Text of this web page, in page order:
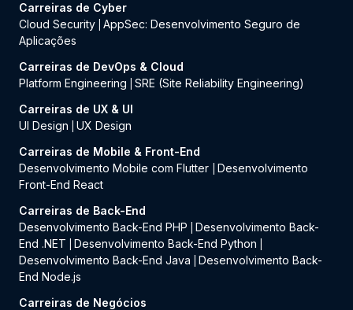
Carreiras de Cyber
Cloud Security AppSec: Desenvolvimento Seguro de
Aplicações
Carreiras de DevOps & Cloud
Platform Engineering
SRE (Site Reliability Engineering)
Carreiras de UX & UI
UI Design
UX Design
Carreiras de Mobile & Front-End
Desenvolvimento Mobile com Flutter
Desenvolvimento
Front-End React
Carreiras de Back-End
Desenvolvimento Back-End PHP
Desenvolvimento Back-
End .NET
Desenvolvimento Back-End Python
Desenvolvimento Back-End Java
Desenvolvimento Back-
End Node.js
Carreiras de Negócios